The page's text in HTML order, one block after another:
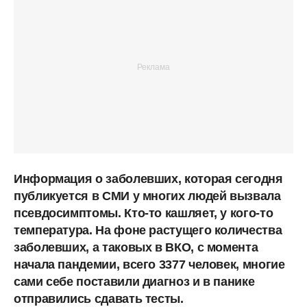
Информация о заболевших, которая сегодня
публикуется в СМИ у многих людей вызвала
псевдосимптомы. ​Кто-то кашляет, у кого-то
температура. На фоне растущего количества
заболевших, а таковых в ВКО, с момента
начала пандемии, всего 3377 человек, многие
сами себе поставили диагноз и в панике
отправились сдавать тесты.